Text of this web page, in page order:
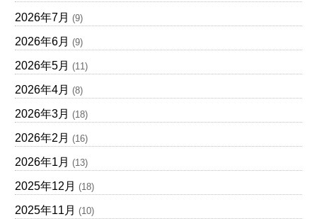
2026年7月 (9)
2026年6月 (9)
2026年5月 (11)
2026年4月 (8)
2026年3月 (18)
2026年2月 (16)
2026年1月 (13)
2025年12月 (18)
2025年11月 (10)